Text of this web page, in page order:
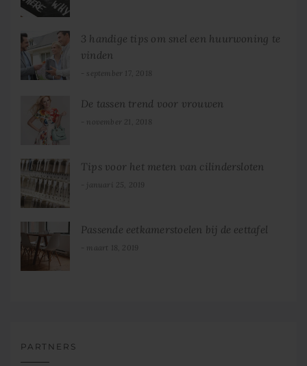
3 handige tips om snel een huurwoning te
vinden
september 17, 2018
De tassen trend voor vrouwen
november 21, 2018
Tips voor het meten van cilindersloten
januari 25, 2019
Passende eetkamerstoelen bij de eettafel
maart 18, 2019
PARTNERS